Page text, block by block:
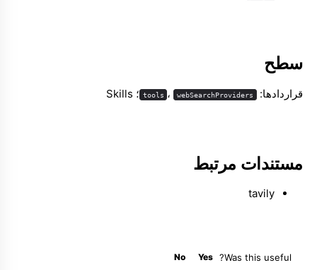
سطح
قراردادها: tools ، webSearchProviders ؛ Skills
مستندات مرتبط
tavily
Was this useful?
Yes
No